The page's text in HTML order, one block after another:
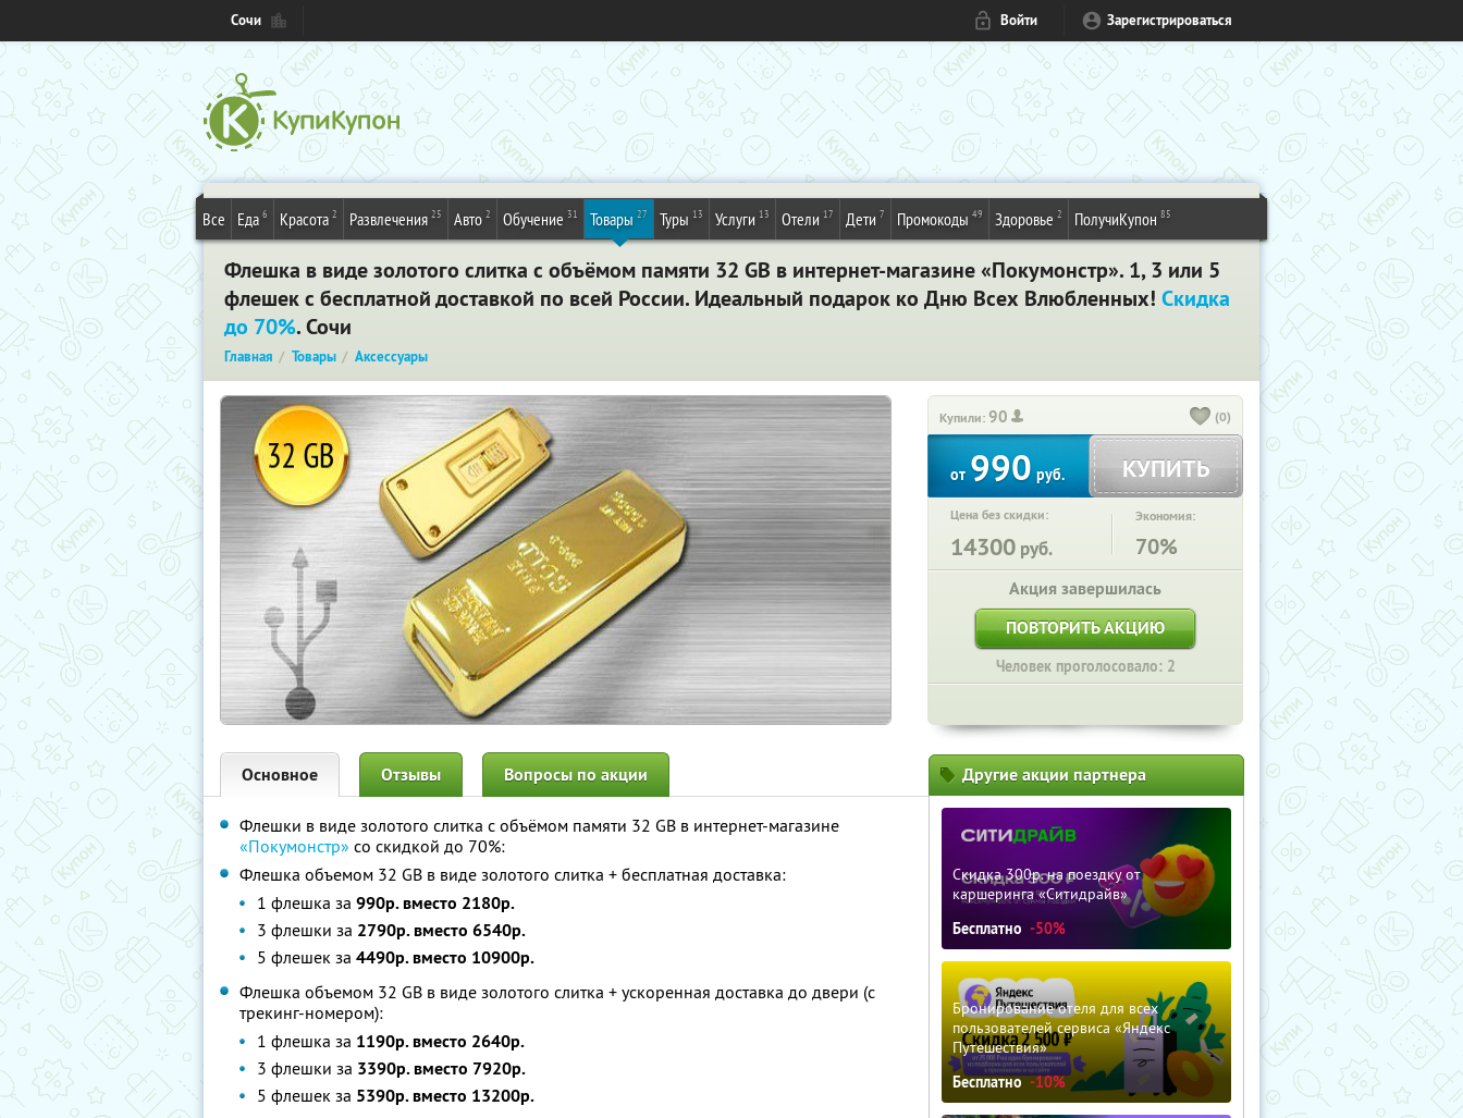
Сочи Войти Зарегистрироваться
Все Еда 6 Красота 2 Развлечения 25 Авто 2 Обучение 31 Товары 27 Туры 13 Услуги 13 Отели 17 Дети 7 Промокоды 49 Здоровье 2 ПолучиКупон 85
Флешка в виде золотого слитка с объёмом памяти 32 GB в интернет-магазине «Покумонстр». 1, 3 или 5
флешек с бесплатной доставкой по всей России. Идеальный подарок ко Дню Всех Влюбленных! Скидка
до 70%. Сочи
Главная Товары Аксессуары
Купили:90 (0)
от990руб. КУПИТЬ
Цена без скидки:
14300 руб.
Экономия:
70%
Акция завершилась
ПОВТОРИТЬ АКЦИЮ
Человек проголосовало: 2
Основное Отзывы Вопросы по акции
Флешки в виде золотого слитка с объёмом памяти 32 GB в интернет-магазине
«Покумонстр» со скидкой до 70%:
Флешка объемом 32 GB в виде золотого слитка + бесплатная доставка:
1 флешка за 990р. вместо 2180р.
3 флешки за 2790р. вместо 6540р.
5 флешек за 4490р. вместо 10900р.
Флешка объемом 32 GB в виде золотого слитка + ускоренная доставка до двери (с
трекинг-номером):
1 флешка за 1190р. вместо 2640р.
3 флешки за 3390р. вместо 7920р.
5 флешек за 5390р. вместо 13200р.
Другие акции партнера
Скидка 300р. на поездку от
каршеринга «Ситидрайв»
Бесплатно -50%
Бронирование отеля для всех
пользователей сервиса «Яндекс
Путешествия»
Бесплатно -10%